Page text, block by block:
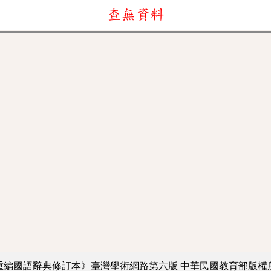
查無資料
編國語辭典修訂本》臺灣學術網路第六版 中華民國教育部版權